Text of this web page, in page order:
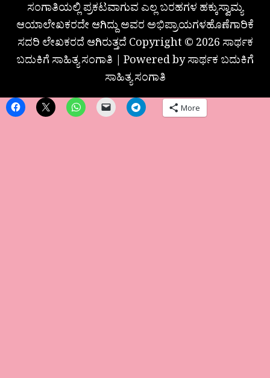
ಸಂಗಾತಿಯಲ್ಲಿ ಪ್ರಕಟವಾಗುವ ಎಲ್ಲ ಬರಹಗಳ ಹಕ್ಕುಸ್ವಾಮ್ಯ
ಆಯಾಲೇಖಕರದೇ ಆಗಿದ್ದು ಅವರ ಅಭಿಪ್ರಾಯಗಳಹೊಣೆಗಾರಿಕೆ
ಸದರಿ ಲೇಖಕರದೆ ಆಗಿರುತ್ತದೆ Copyright © 2026 ಸಾರ್ಥಕ
ಬದುಕಿಗೆ ಸಾಹಿತ್ಯ ಸಂಗಾತಿ | Powered by ಸಾರ್ಥಕ ಬದುಕಿಗೆ
ಸಾಹಿತ್ಯ ಸಂಗಾತಿ
More